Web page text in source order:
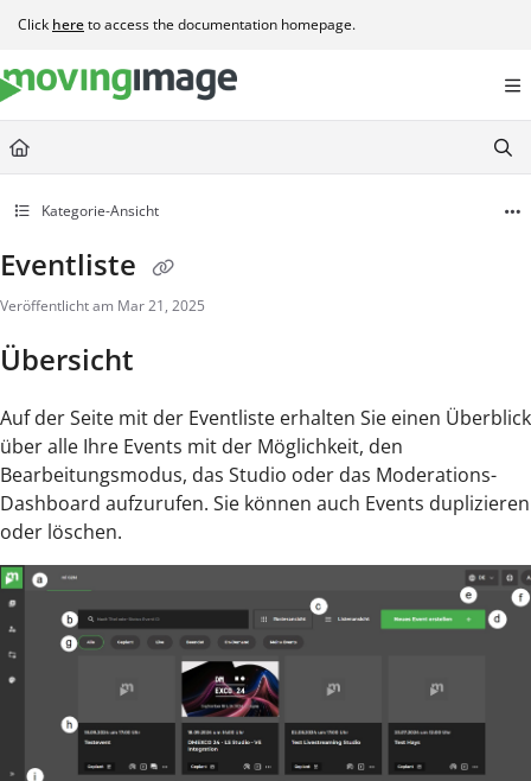
Documentation Index
Use this file to discover all available pages before exploring further.
Click hereto access the documentation homepage.
Kategorie-Ansicht
Eventliste
Veröffentlicht am Mar 21, 2025
Übersicht
Auf der Seite mit der Eventliste erhalten Sie einen Überblick
über alle Ihre Events mit der Möglichkeit, den
Bearbeitungsmodus, das Studio oder das Moderations-
Dashboard aufzurufen. Sie können auch Events duplizieren
oder löschen.